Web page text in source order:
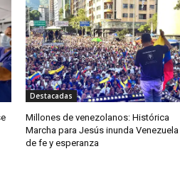
Destacadas
Millones de venezolanos: Histórica
Marcha para Jesús inunda Venezuela
de fe y esperanza